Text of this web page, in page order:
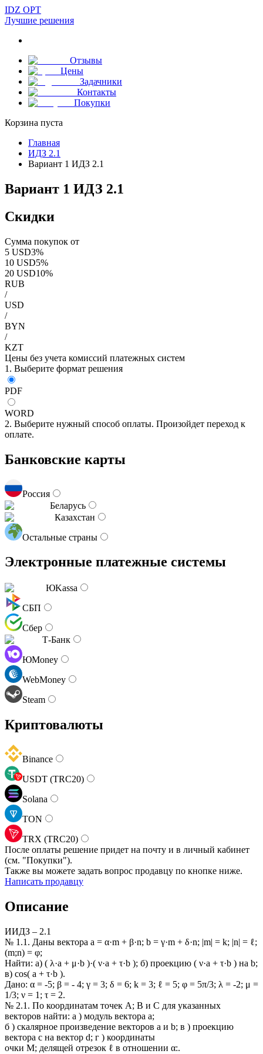
IDZ OPT
Лучшие решения
Отзывы
Цены
Задачники
Контакты
Покупки
Корзина пуста
Главная
ИДЗ 2.1
Вариант 1 ИДЗ 2.1
Вариант 1 ИДЗ 2.1
Скидки
Сумма покупок от
5 USD3%
10 USD5%
20 USD10%
RUB
/
USD
/
BYN
/
KZT
Цены без учета комиссий платежных систем
1. Выберите формат решения
PDF
WORD
2. Выберите нужный способ оплаты. Произойдет переход к
оплате.
Банковские карты
Россия
Беларусь
Казахстан
Остальные страны
Электронные платежные системы
ЮKassa
СБП
Сбер
Т-Банк
ЮMoney
WebMoney
Steam
Криптовалюты
Binance
USDT (TRC20)
Solana
TON
TRX (TRC20)
После оплаты решение придет на почту и в личный кабинет
(см. "Покупки").
Также вы можете задать вопрос продавцу по кнопке ниже.
Написать продавцу
Описание
ИИДЗ – 2.1
№ 1.1. Даны вектора a = α·m + β·n; b = γ·m + δ·n; |m| = k; |n| = ℓ;
(m;n) = φ;
Найти: a) ( λ·a + μ·b )·( ν·a + τ·b ); б) проекцию ( ν·a + τ·b ) на b;
в) cos( a + τ·b ).
Дано: α = -5; β = - 4; γ = 3; δ = 6; k = 3; ℓ = 5; φ = 5π/3; λ = -2; μ =
1/3; ν = 1; τ = 2.
№ 2.1. По координатам точек А; В и С для указанных
векторов найти: а ) модуль вектора a;
б ) скалярное произведение векторов a и b; в ) проекцию
вектора c на вектор d; г ) координаты
очки M; делящей отрезок ℓ в отношении α:.